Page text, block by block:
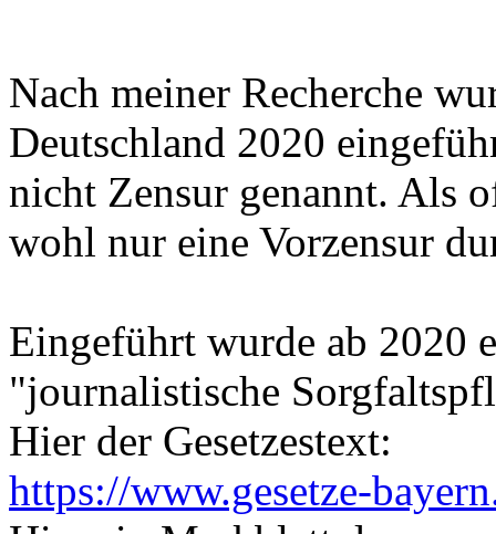
Nach meiner Recherche
Deutschland 2020
nicht Zensur genannt. Als
wohl nur eine Vorzensur
Eingeführt wurde ab 2020
"journalistische
Hier der Gesetzestext:
https://www.gesetze-